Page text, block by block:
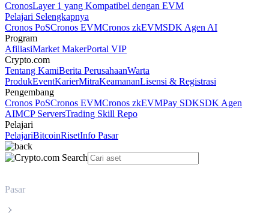
CronosLayer 1 yang Kompatibel dengan EVM
Pelajari Selengkapnya
Cronos PoSCronos EVMCronos zkEVMSDK Agen AI
Program
AfiliasiMarket MakerPortal VIP
Crypto.com
Tentang KamiBerita PerusahaanWarta
ProdukEventKarierMitraKeamananLisensi & Registrasi
Pengembang
Cronos PoSCronos EVMCronos zkEVMPay SDKSDK Agen
AIMCP ServersTrading Skill Repo
Pelajari
PelajariBitcoinRisetInfo Pasar
Pasar